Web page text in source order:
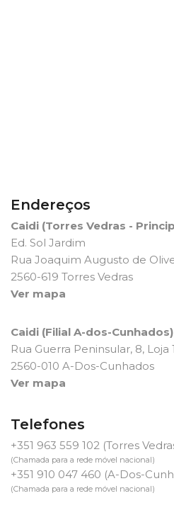
Endereços
Caidi (Torres Vedras -
Ed. Sol Jardim
Rua Joaquim Augusto de
2560-619 Torres Vedras
Ver mapa
Caidi (Filial A-dos-Cunhados)
Rua Guerra Peninsular, 8, Loja 1
2560-010 A-Dos-Cunhados
Ver mapa
Telefones
+351 963 559 102 (Torres
(Chamada para a rede móvel nacional)
+351 910 047 460 (A-Dos-
(Chamada para a rede móvel nacional)